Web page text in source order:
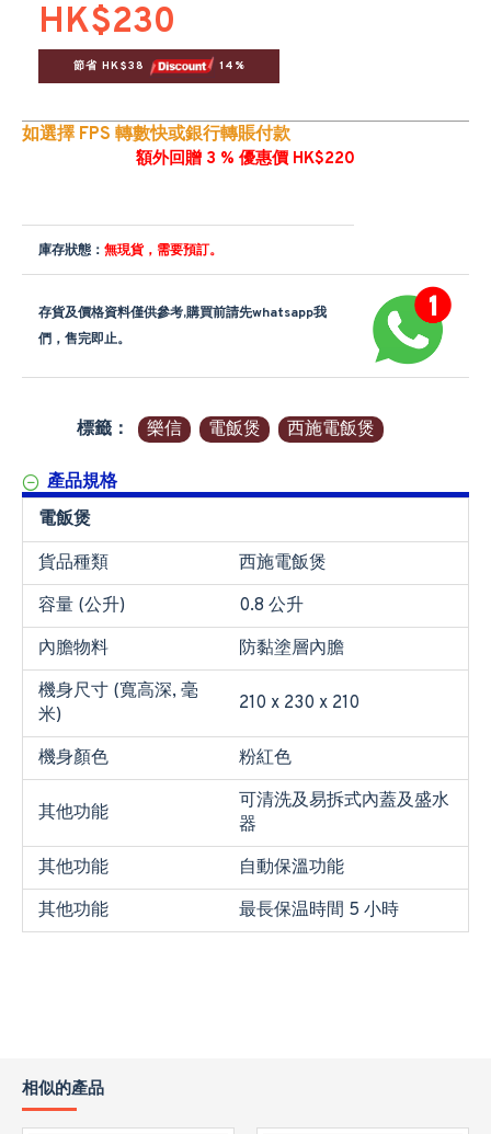
HK$230
節省 HK$38 14%
如選擇 FPS 轉數快或銀行轉賬付款
額外回贈 3 % 優惠價 HK$220
庫存狀態： 無現貨，需要預訂。
存貨及價格資料僅供參考,購買前請先whatsapp我
們，售完即止。
標籤： 樂信 電飯煲 西施電飯煲
產品規格
電飯煲
貨品種類
西施電飯煲
容量 (公升)
0.8 公升
內膽物料
防黏塗層內膽
機身尺寸 (寬高深, 毫
米)
210 x 230 x 210
機身顏色 粉紅色
其他功能
可清洗及易拆式內蓋及盛水
器
其他功能
自動保溫功能
其他功能
最長保温時間 5 小時
相似的產品